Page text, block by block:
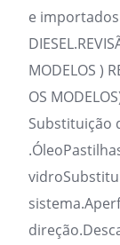
e importados
MODELOS )
OS
Substituição